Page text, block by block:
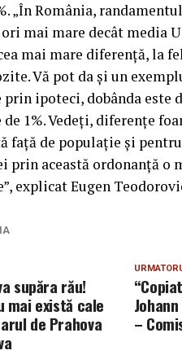
„În România,
mai mare decât media
mai mare diferenţă, la
Vă pot da şi un
ipoteci, dobânda este
1%. Vedeţi, diferenţe
faţă de populaţie şi
prin această ordonanţă o
explicat Eugen
–
supăra rău!
mai există cale
de Prahova